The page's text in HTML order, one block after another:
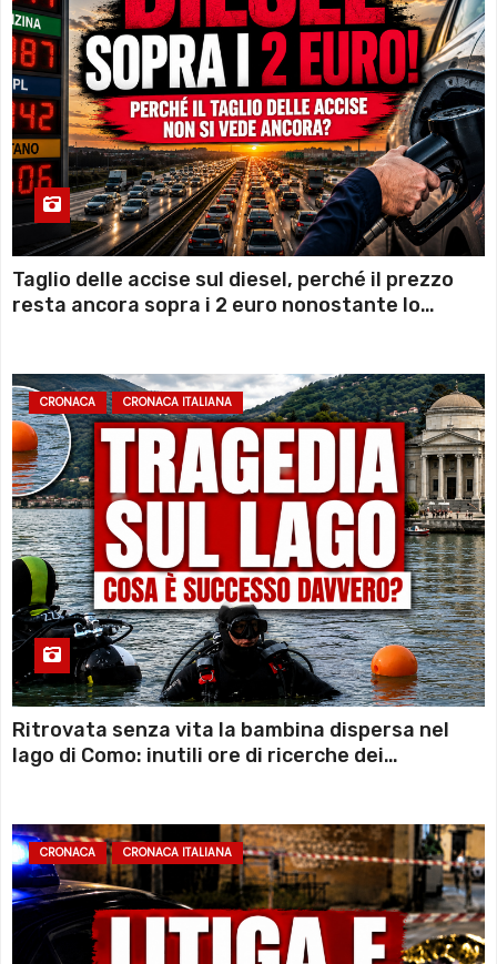
Taglio delle accise sul diesel, perché il prezzo
resta ancora sopra i 2 euro nonostante lo
CRONACA CRONACA ITALIANA
Ritrovata senza vita la bambina dispersa nel
lago di Como: inutili ore di ricerche dei
CRONACA CRONACA ITALIANA